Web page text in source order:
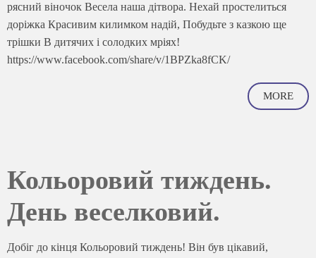
рясний віночок Весела наша дітвора. Нехай простелиться
доріжка Красивим килимком надій, Побудьте з казкою ще
трішки В дитячих і солодких мріях!
https://www.facebook.com/share/v/1BPZka8fCK/
MORE
Кольоровий тиждень.
День веселковий.
Добіг до кінця Кольоровий тиждень! Він був цікавий,